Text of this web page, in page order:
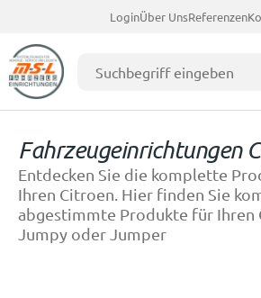
LoginÜber UnsReferenzen
Fahrzeugeinrichtungen
Entdecken Sie die komplette
Ihren Citroen. Hier finden Sie
abgestimmte Produkte für Ihren
Jumpy oder Jumper